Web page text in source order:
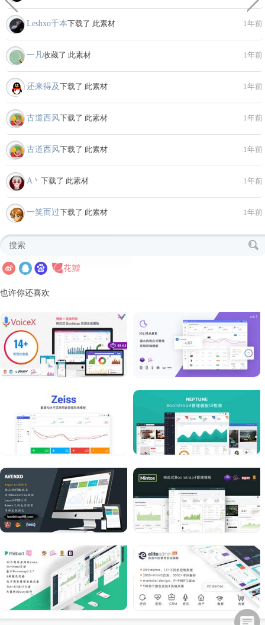
Leshxo千本下载了 此素材 1年前
一凡收藏了 此素材 1年前
还来得及下载了 此素材 1年前
古道西风下载了 此素材 1年前
古道西风下载了 此素材 1年前
A丶 下载了 此素材 1年前
一笑而过下载了 此素材 1年前
也许你还喜欢